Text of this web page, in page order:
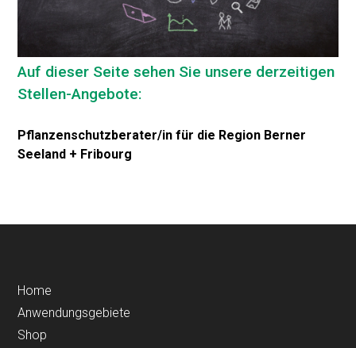
Auf dieser Seite sehen Sie unsere derzeitigen
Stellen-Angebote:
Pflanzenschutzberater/in für die Region Berner
Seeland + Fribourg
Home
Anwendungsgebiete
Shop